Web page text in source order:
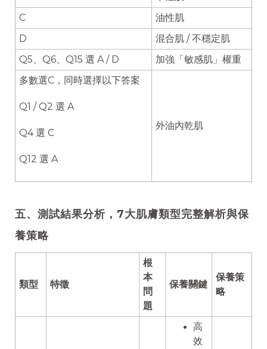
C
油性肌
D
混合肌 / 不穩定肌
Q5、Q6、Q15 選 A / D
加強「敏感肌」權重
多數選C，同時選擇以下答案
Q1 / Q2 選 A
Q4 選 C
Q12 選 A
外油內乾肌
五、測試結果分析，7大肌膚類型完整解析與保
養策略
類型 特徵
根
本
問
題
保養關鍵
保養策
略
高
效